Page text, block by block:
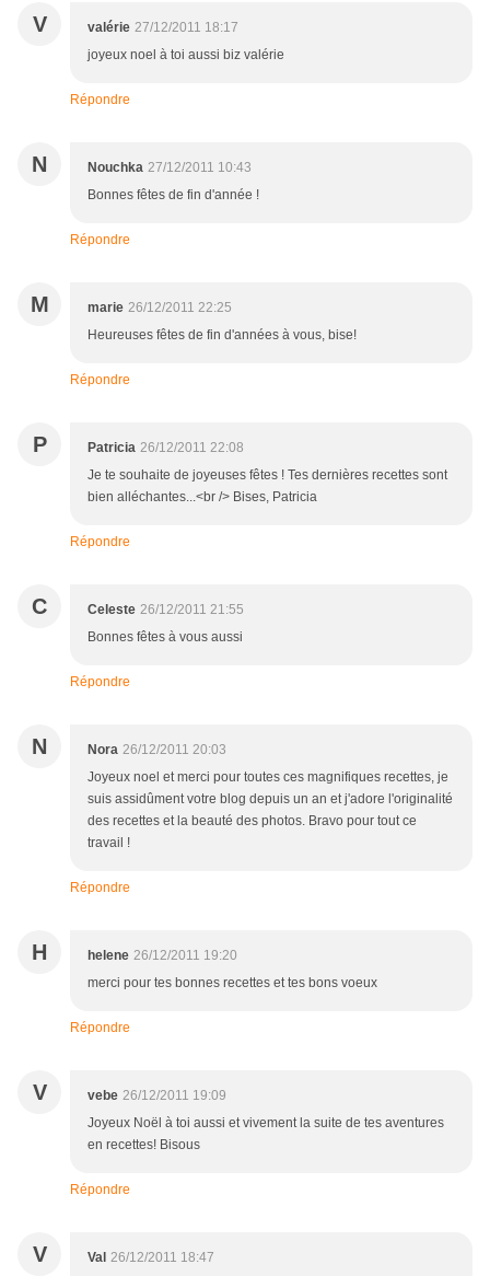
V valérie 27/12/2011 18:17
joyeux noel à toi aussi biz valérie
Répondre
N Nouchka 27/12/2011 10:43
Bonnes fêtes de fin d'année !
Répondre
M marie 26/12/2011 22:25
Heureuses fêtes de fin d'années à vous, bise!
Répondre
P Patricia 26/12/2011 22:08
Je te souhaite de joyeuses fêtes ! Tes dernières recettes sont
bien alléchantes...<br /> Bises, Patricia
Répondre
C Celeste 26/12/2011 21:55
Bonnes fêtes à vous aussi
Répondre
N Nora 26/12/2011 20:03
Joyeux noel et merci pour toutes ces magnifiques recettes, je
suis assidûment votre blog depuis un an et j'adore l'originalité
des recettes et la beauté des photos. Bravo pour tout ce
travail !
Répondre
H helene 26/12/2011 19:20
merci pour tes bonnes recettes et tes bons voeux
Répondre
V vebe 26/12/2011 19:09
Joyeux Noël à toi aussi et vivement la suite de tes aventures
en recettes! Bisous
Répondre
V Val 26/12/2011 18:47